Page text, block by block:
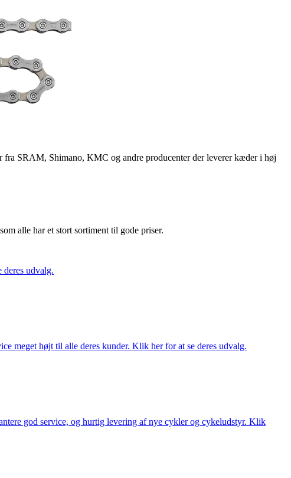
SRAM, Shimano, KMC og andre producenter der leverer kæder i høj
alle har et stort sortiment til gode priser.
udvalg.
meget højt til alle deres kunder. Klik her for at se deres udvalg.
god service, og hurtig levering af nye cykler og cykeludstyr. Klik